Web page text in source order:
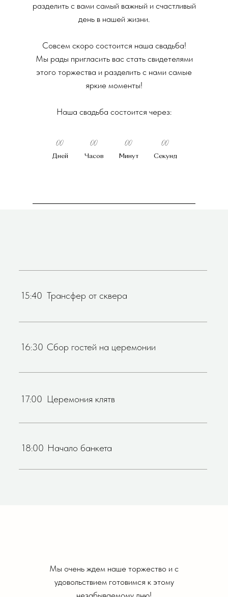
разделить с вами самый важный и счастливый
день в нашей жизни.
Совсем скоро состоится наша свадьба!
Мы рады пригласить вас стать свидетелями
этого торжества и разделить с нами самые
яркие моменты!
Наша свадьба состоится через:
00
Дней
00
Часов
00
Минут
00
Секунд
Трансфер от сквера
16:30
17:00
15:40
Сбор гостей на церемонии
Начало банкета
18:00
Церемония клятв
Мы очень ждем наше торжество и с
удовольствием готовимся к этому
незабываемому дню!